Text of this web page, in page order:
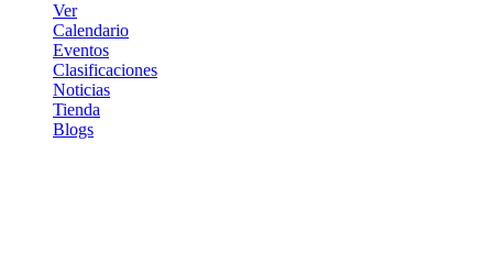
Ver
Calendario
Eventos
Clasificaciones
Noticias
Tienda
Blogs